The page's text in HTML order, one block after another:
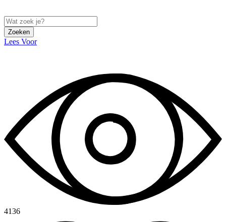
Zoeken
Lees Voor
4136